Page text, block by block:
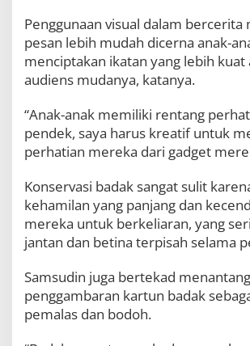
Penggunaan visual dalam
pesan lebih mudah dicerna anak-
menciptakan ikatan yang lebih kuat
audiens mudanya, katanya.
“Anak-anak memiliki rentang
pendek, saya harus kreatif untuk
perhatian mereka dari gadget
Konservasi badak sangat sulit
kehamilan yang panjang dan
mereka untuk berkeliaran, yang
jantan dan betina terpisah selama
Samsudin juga bertekad menantang
penggambaran kartun badak
pemalas dan bodoh.